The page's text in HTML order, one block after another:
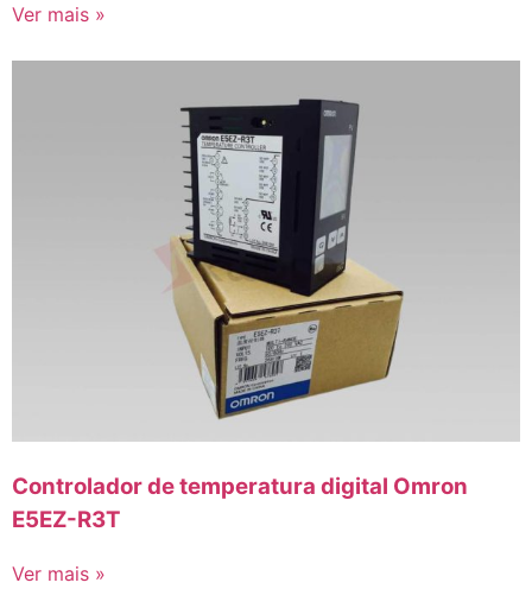
Ver mais »
Controlador de temperatura digital Omron
E5EZ-R3T
Ver mais »